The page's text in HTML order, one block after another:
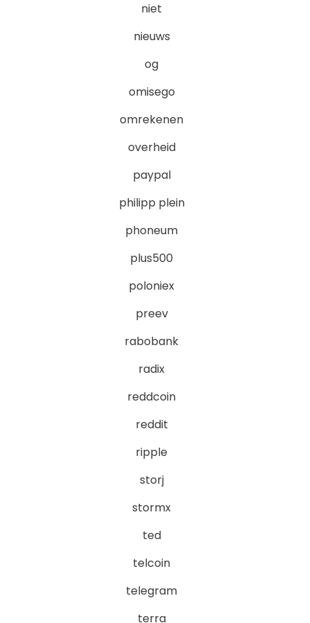
niet
nieuws
og
omisego
omrekenen
overheid
paypal
philipp plein
phoneum
plus500
poloniex
preev
rabobank
radix
reddcoin
reddit
ripple
storj
stormx
ted
telcoin
telegram
terra